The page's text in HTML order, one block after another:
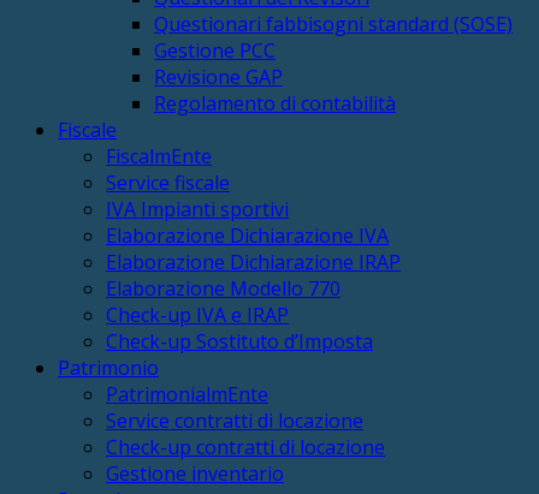
Questionari fabbisogni standard (SOSE)
Gestione PCC
Revisione GAP
Regolamento di contabilità
Fiscale
FiscalmEnte
Service fiscale
IVA Impianti sportivi
Elaborazione Dichiarazione IVA
Elaborazione Dichiarazione IRAP
Elaborazione Modello 770
Check-up IVA e IRAP
Check-up Sostituto d’Imposta
Patrimonio
PatrimonialmEnte
Service contratti di locazione
Check-up contratti di locazione
Gestione inventario